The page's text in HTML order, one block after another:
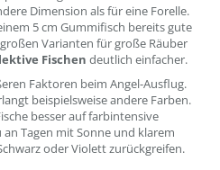
Dimension als für eine Forelle.
5 cm Gummifisch bereits gute
Varianten für große Räuber
Fischen deutlich einfacher.
Faktoren beim Angel-Ausflug.
beispielsweise andere Farben.
besser auf farbintensive
Tagen mit Sonne und klarem
oder Violett zurückgreifen.